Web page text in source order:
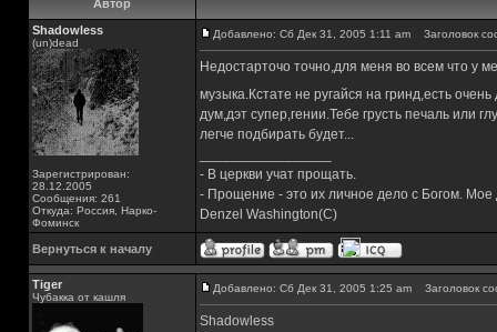
Автор
Shadowless
(un)dead
Зарегистрирован:
28.12.2005
Сообщения: 261
Откуда: Россия, Нарко-
Фоминск
Добавлено: Сб Дек 31, 2005 1:11 am Заголовок
Недостарточо точно,для меня во всем что у
музыка.Кстате не ругайся на гринд,есть
дум,дэт супер,гении.Тебе грусть печаль или
легче подбирать будет...
- В церкви учат прощать.
- Прощение - это их личное дело с Богом. Мое
Denzel Washington(C)
Вернуться к началу
Tiger
Чубакка от кашля
Добавлено: Сб Дек 31, 2005 1:25 am Заголовок
Shadowless